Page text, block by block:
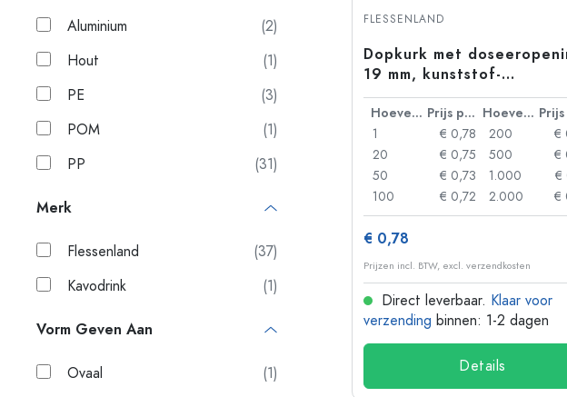
Plastic flessen
Aluminium
(2)
Hout
(1)
PE
(3)
POM
(1)
PP
(31)
Merk
Flessenland
(37)
Kavodrink
(1)
Vorm Geven Aan
Ovaal
(1)
FLESSENLAND
Dopkurk met
19 mm, kunststof-
hout/kunststof,
voor monding: kurk
Hoeveelheid Prijs per eenheid Hoeveelheid
1
€ 0,78
20
€ 0,75
50
€ 0,73
100
€ 0,72
200
€
500
€
1.000
€
2.000
€
€ 0,78
Prijzen incl. BTW, excl. verzendkosten
Direct leverbaar. Klaar voor
verzending binnen: 1-2 dagen
Details